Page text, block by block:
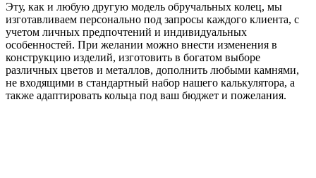
Эту, как и любую другую модель обручальных колец, мы
изготавливаем персонально под запросы каждого клиента, с
учетом личных предпочтений и индивидуальных
особенностей. При желании можно внести изменения в
конструкцию изделий, изготовить в богатом выборе
различных цветов и металлов, дополнить любыми камнями,
не входящими в стандартный набор нашего калькулятора, а
также адаптировать кольца под ваш бюджет и пожелания.